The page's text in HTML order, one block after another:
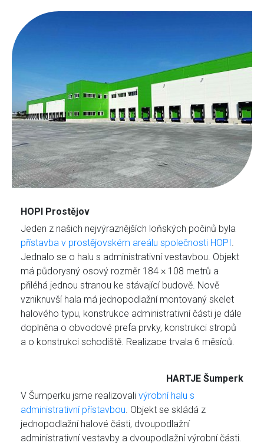
HOPI Prostějov
Jeden z našich nejvýraznějších loňských počinů byla
přístavba v prostějovském areálu společnosti HOPI .
Jednalo se o halu s administrativní vestavbou. Objekt
má půdorysný osový rozměr 184 × 108 metrů a
přiléhá jednou stranou ke stávající budově. Nově
vzniknuvší hala má jednopodlažní montovaný skelet
halového typu, konstrukce administrativní části je dále
doplněna o obvodové prefa prvky, konstrukci stropů
a o konstrukci schodiště. Realizace trvala 6 měsíců.
HARTJE Šumperk
V Šumperku jsme realizovali výrobní halu s
administrativní přístavbou. Objekt se skládá z
jednopodlažní halové části, dvoupodlažní
administrativní vestavby a dvoupodlažní výrobní části.